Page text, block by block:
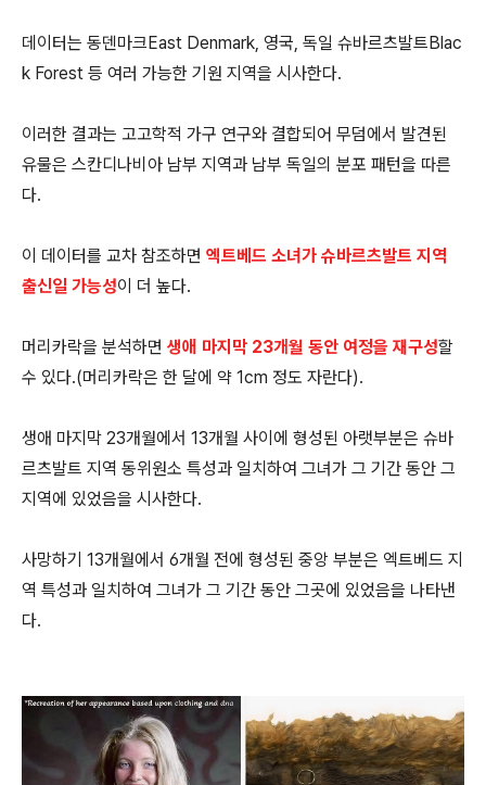
데이터는 동덴마크East Denmark, 영국, 독일 슈바르츠발트Blac
k Forest 등 여러 가능한 기원 지역을 시사한다.
이러한 결과는 고고학적 가구 연구와 결합되어 무덤에서 발견된
유물은 스칸디나비아 남부 지역과 남부 독일의 분포 패턴을 따른
다.
이 데이터를 교차 참조하면 엑트베드 소녀가 슈바르츠발트 지역
출신일 가능성이 더 높다.
머리카락을 분석하면 생애 마지막 23개월 동안 여정을 재구성할
수 있다.(머리카락은 한 달에 약 1cm 정도 자란다).
생애 마지막 23개월에서 13개월 사이에 형성된 아랫부분은 슈바
르츠발트 지역 동위원소 특성과 일치하여 그녀가 그 기간 동안 그
지역에 있었음을 시사한다.
사망하기 13개월에서 6개월 전에 형성된 중앙 부분은 엑트베드 지
역 특성과 일치하여 그녀가 그 기간 동안 그곳에 있었음을 나타낸
다.